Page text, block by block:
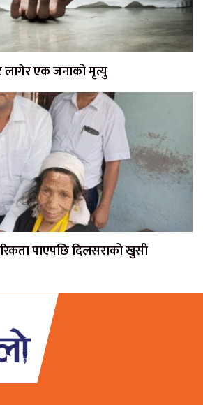
लागेर एक जनाको मृत्यु
पाएपछि दिलसराको खुसी